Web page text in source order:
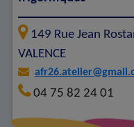
149 Rue Jean
VALENCE
04 75 82 24 01